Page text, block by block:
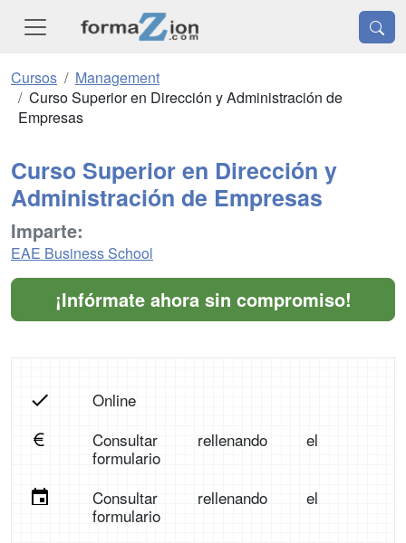
Cursos
Management
Curso Superior en Dirección y Administración de
Empresas
Curso Superior en Dirección y
Administración de Empresas
Imparte:
EAE Business School
¡Infórmate ahora sin compromiso!
Online
Consultar rellenando el
formulario
Consultar rellenando el
formulario